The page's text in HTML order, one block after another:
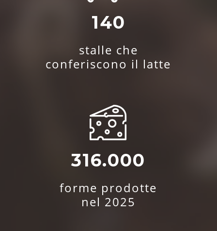
140
stalle che
conferiscono il latte
316.000
forme prodotte
nel 2025